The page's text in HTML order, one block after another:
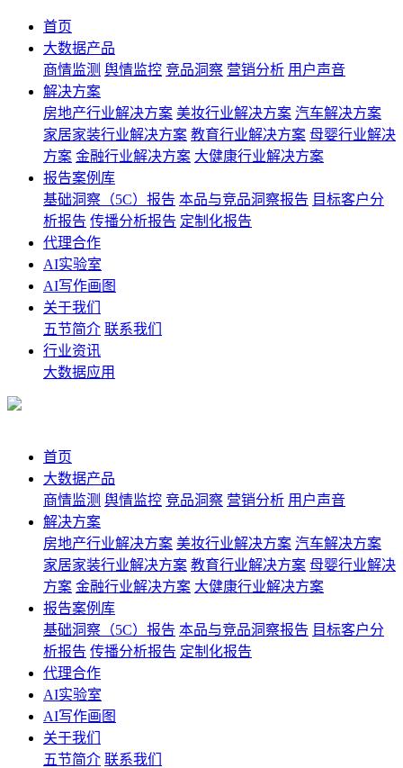
首页
大数据产品
商情监测 舆情监控 竞品洞察 营销分析 用户声音
解决方案
房地产行业解决方案 美妆行业解决方案 汽车解决方案
家居家装行业解决方案 教育行业解决方案 母婴行业解决
方案 金融行业解决方案 大健康行业解决方案
报告案例库
基础洞察（5C）报告 本品与竞品洞察报告 目标客户分
析报告 传播分析报告 定制化报告
代理合作
AI实验室
AI写作画图
关于我们
五节简介 联系我们
行业资讯
大数据应用
首页
大数据产品
商情监测 舆情监控 竞品洞察 营销分析 用户声音
解决方案
房地产行业解决方案 美妆行业解决方案 汽车解决方案
家居家装行业解决方案 教育行业解决方案 母婴行业解决
方案 金融行业解决方案 大健康行业解决方案
报告案例库
基础洞察（5C）报告 本品与竞品洞察报告 目标客户分
析报告 传播分析报告 定制化报告
代理合作
AI实验室
AI写作画图
关于我们
五节简介 联系我们